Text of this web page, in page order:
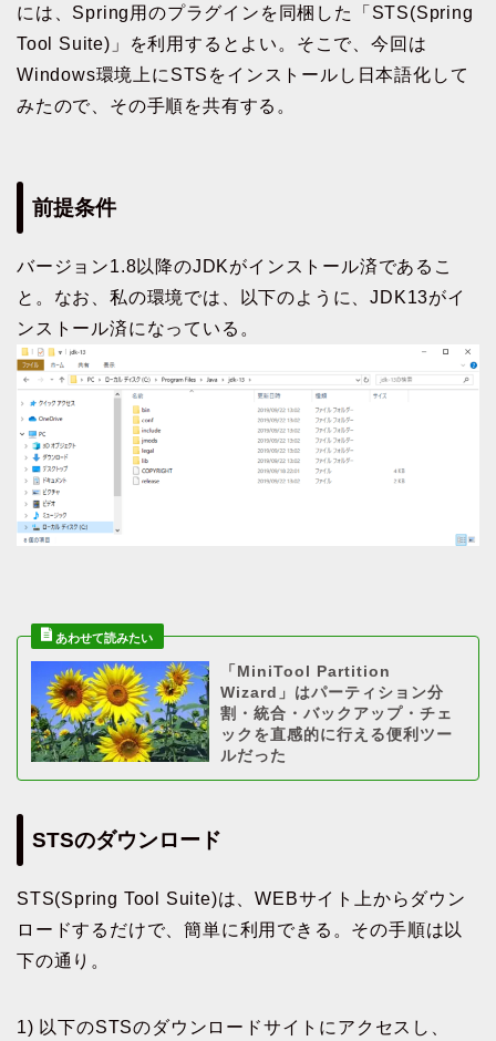
には、Spring用のプラグインを同梱した「STS(Spring
Tool Suite)」を利用するとよい。そこで、今回は
Windows環境上にSTSをインストールし日本語化して
みたので、その手順を共有する。
前提条件
バージョン1.8以降のJDKがインストール済であるこ
と。なお、私の環境では、以下のように、JDK13がイ
ンストール済になっている。
「MiniTool Partition
Wizard」はパーティション分
割・統合・バックアップ・チェ
ックを直感的に行える便利ツー
ルだった
STSのダウンロード
STS(Spring Tool Suite)は、WEBサイト上からダウン
ロードするだけで、簡単に利用できる。その手順は以
下の通り。
1) 以下のSTSのダウンロードサイトにアクセスし、